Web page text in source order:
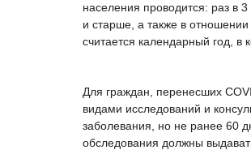
населения проводится: раз в
и старше, а также в
считается календарный год, в
Для граждан, перенесших
видами исследований и
заболевания, но не ранее 60
обследования должны